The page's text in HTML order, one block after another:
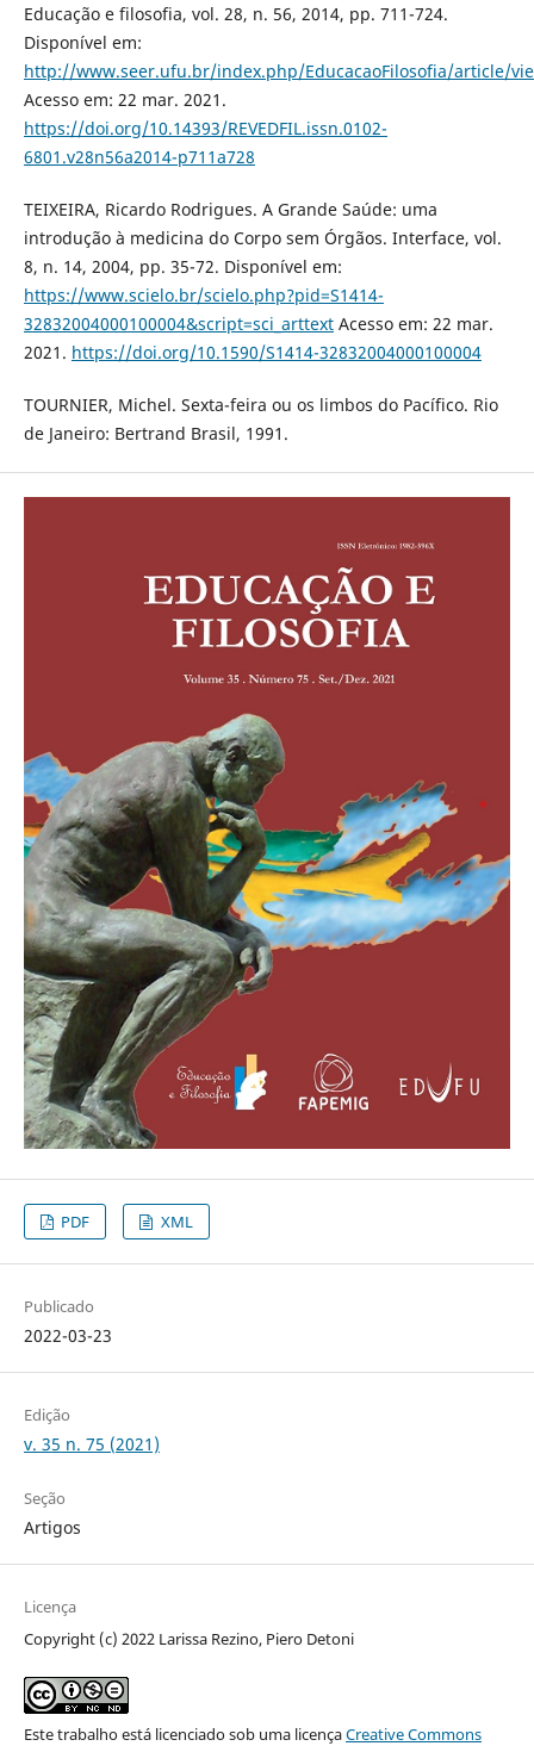
Educação e filosofia, vol. 28, n. 56, 2014, pp. 711-724.
Disponível em:
http://www.seer.ufu.br/index.php/EducacaoFilosofia/article/
Acesso em: 22 mar. 2021.
https://doi.org/10.14393/REVEDFIL.issn.0102-
6801.v28n56a2014-p711a728
TEIXEIRA, Ricardo Rodrigues. A Grande Saúde: uma
introdução à medicina do Corpo sem Órgãos. Interface, vol.
8, n. 14, 2004, pp. 35-72. Disponível em:
https://www.scielo.br/scielo.php?pid=S1414-
32832004000100004&script=sci_arttextAcesso em: 22 mar.
2021. https://doi.org/10.1590/S1414-32832004000100004
TOURNIER, Michel. Sexta-feira ou os limbos do Pacífico. Rio
de Janeiro: Bertrand Brasil, 1991.
PDF XML
Publicado
2022-03-23
Edição
v. 35 n. 75 (2021)
Seção
Artigos
Licença
Copyright (c) 2022 Larissa Rezino, Piero Detoni
Este trabalho está licenciado sob uma licençaCreative Commons